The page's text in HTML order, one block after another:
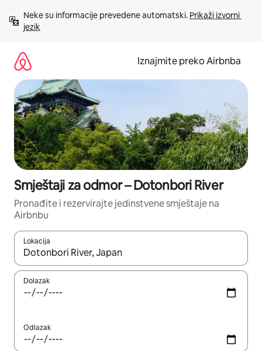
sadržaj
Neke su informacije prevedene automatski. Prikaži izvorni
jezik
Iznajmite preko Airbnba
Smještaji za odmor – Dotonbori River
Pronađite i rezervirajte jedinstvene smještaje na
Airbnbu
Lokacija
Kada budu dostupni rezultati, moći ćete ih pregledati
Dolazak
Odlazak